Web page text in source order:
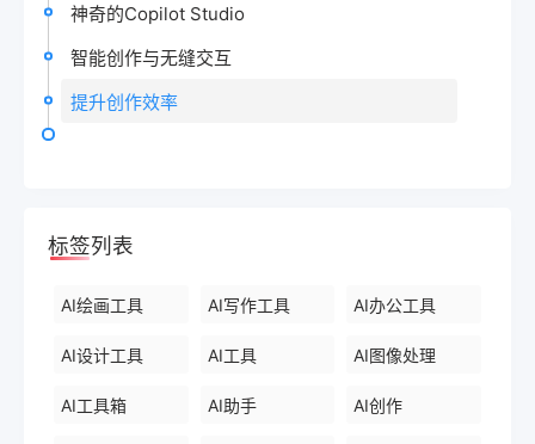
神奇的Copilot Studio
智能创作与无缝交互
提升创作效率
标签列表
AI绘画工具 AI写作工具 AI办公工具
AI设计工具 AI工具 AI图像处理
AI工具箱 AI助手 AI创作